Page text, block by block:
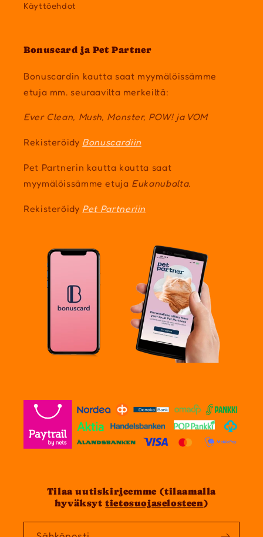
Käyttöehdot
Bonuscard ja Pet Partner
Bonuscardin kautta saat myymälöissämme
etuja mm. seuraavilta merkeiltä:
Ever Clean, Mush, Monster, POW! ja VOM
Rekisteröidy Bonuscardiin
Pet Partnerin kautta kautta saat
myymälöissämme etuja Eukanubalta.
Rekisteröidy Pet Partneriin
Tilaa uutiskirjeemme (tilaamalla
hyväksyttietosuojaselosteen)